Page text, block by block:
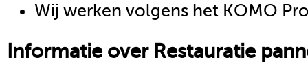
Wij werken volgens het KOMO
Informatie over Restauratie